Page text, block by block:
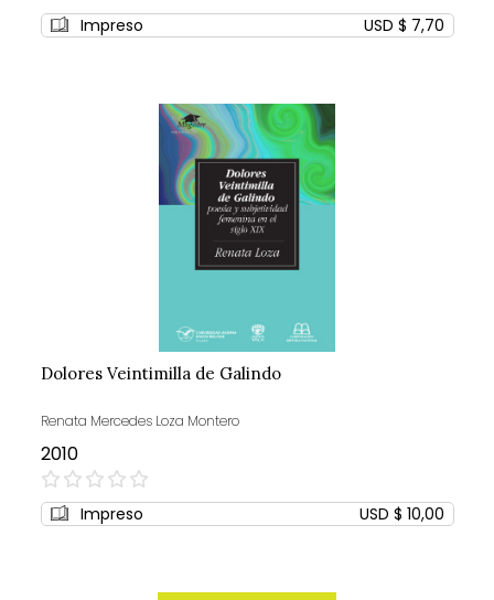
0%
Impreso USD $ 7,70
Dolores Veintimilla de Galindo
Renata Mercedes Loza Montero
2010
0%
Impreso USD $ 10,00